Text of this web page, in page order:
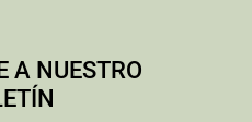
A NUESTRO